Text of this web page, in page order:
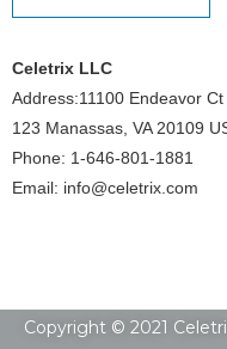
Celetrix LLC
Address:11100 Endeavor Ct
123 Manassas, VA 20109
Phone: 1-646-801-1881
Email: info@celetrix.com
Copyright © 2021